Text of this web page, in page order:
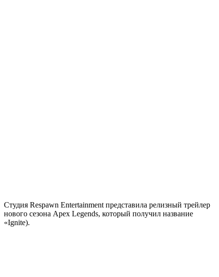
Студия Respawn Entertainment представила релизный трейлер
нового сезона Apex Legends, который получил название
«Ignite).